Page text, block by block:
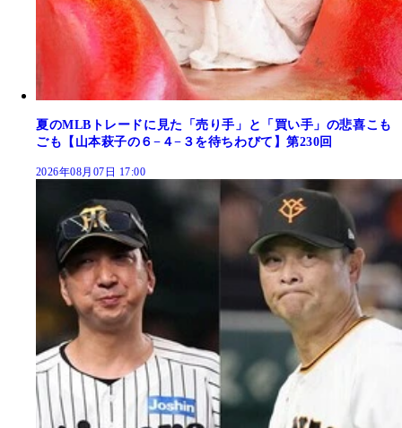
夏のMLBトレードに見た「売り手」と「買い手」の悲喜こも
ごも【山本萩子の６−４−３を待ちわびて】第230回
2026年08月07日 17:00